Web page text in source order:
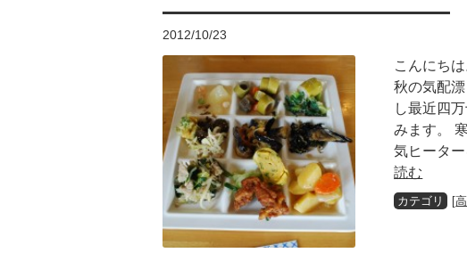
2012/10/23
こんにち
秋の気配
し最近四
みます。
気ヒータ
読む
[